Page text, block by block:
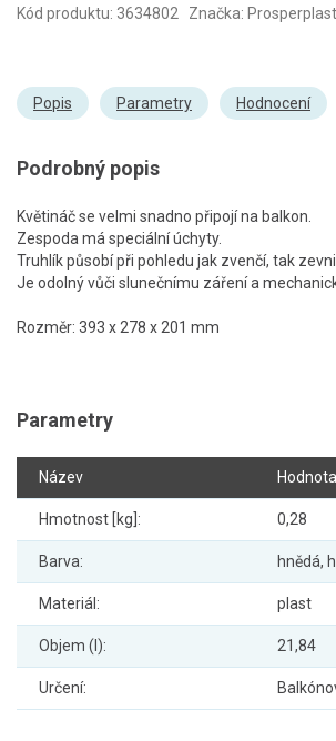
Kód produktu: 3634802 Značka: Prosperplast
Popis Parametry Hodnocení
Podrobný popis
Květináč se velmi snadno připojí na balkon.
Zespoda má speciální úchyty.
Truhlík působí při pohledu jak zvenčí, tak
Je odolný vůči slunečnímu záření a
Rozměr: 393 x 278 x 201 mm
Parametry
Název Hodnota
Hmotnost [kg]: 0,28
Barva: hnědá,
Materiál: plast
Objem (l): 21,84
Určení: